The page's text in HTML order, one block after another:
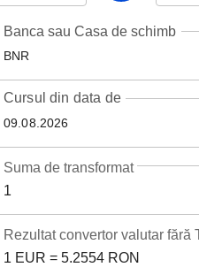
Banca sau Casa de schimb
BNR
09.08.2026
Cursuldin data de
1
Suma de transformat
1 EUR = 5.2554 RON
Rezultat convertor valutar fără